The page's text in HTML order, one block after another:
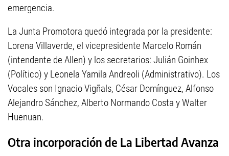
emergencia.
La Junta Promotora quedó integrada por la presidente:
Lorena Villaverde, el vicepresidente Marcelo Román
(intendente de Allen) y los secretarios: Julián Goinhex
(Político) y Leonela Yamila Andreoli (Administrativo). Los
Vocales son Ignacio Vigñals, César Domínguez, Alfonso
Alejandro Sánchez, Alberto Normando Costa y Walter
Huenuan.
Otra incorporación de La Libertad Avanza